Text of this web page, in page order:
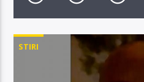
STIRI